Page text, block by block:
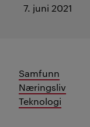
7. juni 2021
Samfunn
Næringsliv
Teknologi